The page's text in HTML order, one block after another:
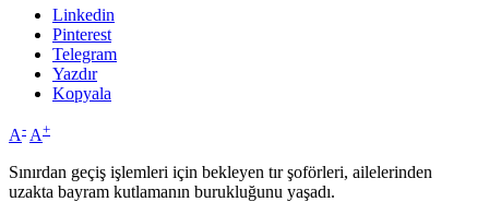
Linkedin
Pinterest
Telegram
Yazdır
Kopyala
A- A+
Sınırdan geçiş işlemleri için bekleyen tır şoförleri, ailelerinden
uzakta bayram kutlamanın burukluğunu yaşadı.